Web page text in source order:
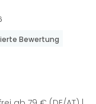
Bewertung